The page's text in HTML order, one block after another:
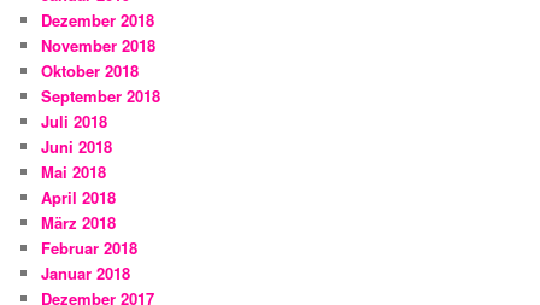
Dezember 2018
November 2018
Oktober 2018
September 2018
Juli 2018
Juni 2018
Mai 2018
April 2018
März 2018
Februar 2018
Januar 2018
Dezember 2017